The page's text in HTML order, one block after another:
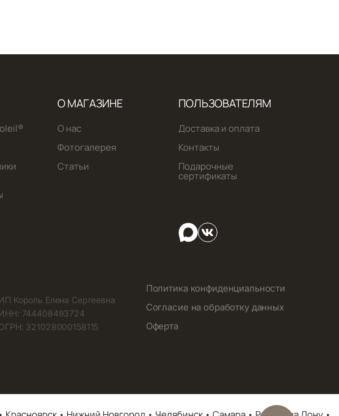
О МАГАЗИНЕ
О нас
Фотогалерея
Статьи
ПОЛЬЗОВАТЕЛЯМ
Доставка и оплата
Контакты
Подарочные
сертификаты
Король Елена Сергеевна
744408493724
321028000158115
Политика конфиденциальности
Согласие на обработку данных
Оферта